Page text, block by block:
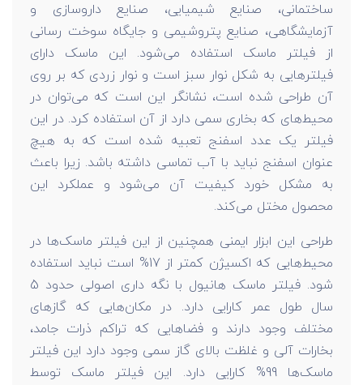
ساختمانی، صنایع شیمیایی، صنایع داروسازی و
آزمایشگاهی، صنایع پتروشیمی و جایگاه سوخت رسانی
از فیلتر ماسک استفاده می‌شود. این ماسک دارای
فیلترهایی به شکل نوار سبز است و نوار زردی که بر روی
آن طراحی شده است، نشانگر این است که می‌توان در
محیط‌های که بخاری سمی دارد از آن استفاده کرد. در این
فیلتر یک عدد اسفنج تعبیه شده است که به هیچ
عنوان اسفنج نباید با آب تماسی داشته باشد. زیرا باعث
به مشکل خورد کیفیت آن می‌شود و عملکرد این
محصول مختل می‌کند.
طراحی این ابزار ایمنی همچنین از این فیلتر ماسک‌ها در
محیط‌هایی که اکسیژن کمتر از 17% است نباید استفاده
شود. فیلتر ماسک هانیول با نگه داری اصولی حدود 5
سال طول عمر کارایی دارد. در مکان‌هایی که گاز‌های
مختلف وجود دارند و فضاهایی که تراکم ذرات جامد،
بخارات آلی و غلظت بالای گاز سمی وجود دارد این فیلتر
ماسک‌ها 99% کارایی دارد. این فیلتر ماسک توسط